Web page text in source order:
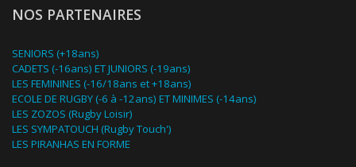
NOS PARTENAIRES
SENIORS (+18ans)
CADETS (-16ans) ET JUNIORS (-19ans)
LES FEMININES (-16/18ans et +18ans)
ECOLE DE RUGBY (-6 à -12ans) ET MINIMES (-14ans)
LES ZOZOS (Rugby Loisir)
LES SYMPATOUCH (Rugby Touch')
LES PIRANHAS EN FORME